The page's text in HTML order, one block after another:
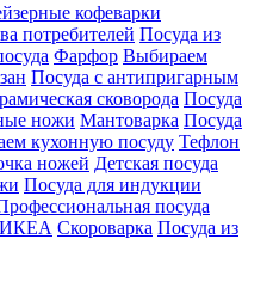
кофеварки
потребителей Посуда из
Фарфор Выбираем
Посуда с антипригарным
сковорода Посуда
ножи Мантоварка Посуда
кухонную посуду Тефлон
ножей Детская посуда
Посуда для индукции
посуда
ИКЕА Скороварка Посуда из